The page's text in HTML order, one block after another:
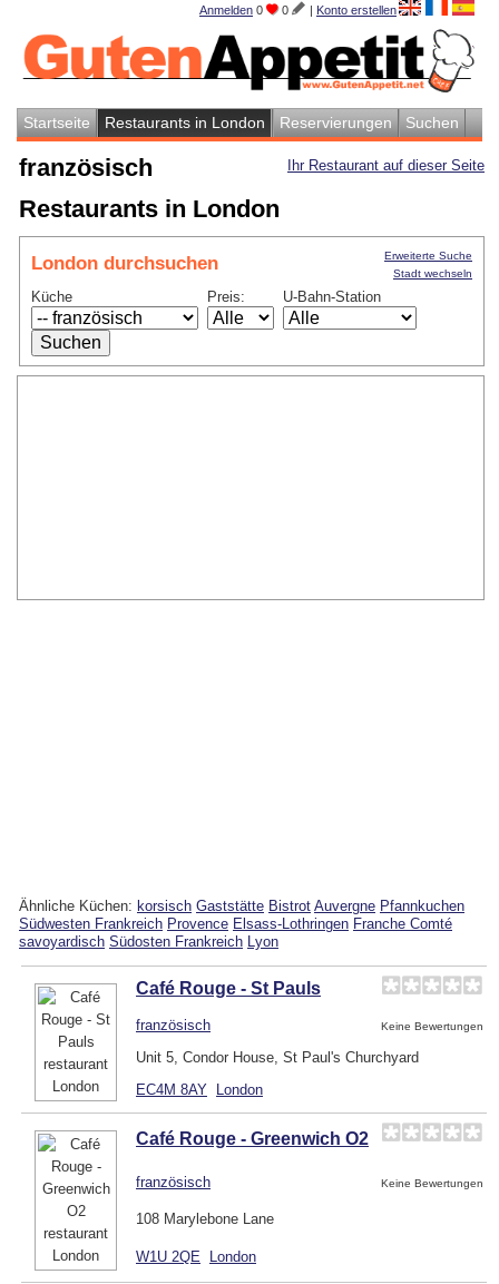
Anmelden 0 0 | Konto erstellen
Startseite Restaurants in London Reservierungen Suchen
Ihr Restaurant auf dieser Seite
französisch
Restaurants in London
London durchsuchen
Küche Preis: U-Bahn-Station
Erweiterte Suche
Stadt wechseln
Ähnliche Küchen: korsisch Gaststätte Bistrot Auvergne Pfannkuchen
Südwesten Frankreich Provence Elsass-Lothringen Franche Comté
savoyardisch Südosten Frankreich Lyon
Café Rouge - St Pauls
französisch Keine Bewertungen
Unit 5, Condor House, St Paul's Churchyard
EC4M 8AY London
Café Rouge - Greenwich O2
französisch Keine Bewertungen
108 Marylebone Lane
W1U 2QE London